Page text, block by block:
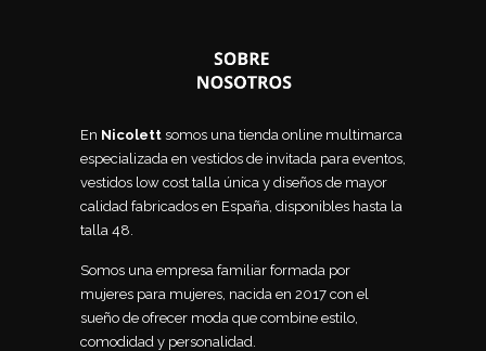
En Nicolett somos una tienda online multimarca
especializada en vestidos de invitada para eventos,
vestidos low cost talla única y diseños de mayor
calidad fabricados en España, disponibles hasta la
talla 48.
Somos una empresa familiar formada por
mujeres para mujeres, nacida en 2017 con el
sueño de ofrecer moda que combine estilo,
comodidad y personalidad.